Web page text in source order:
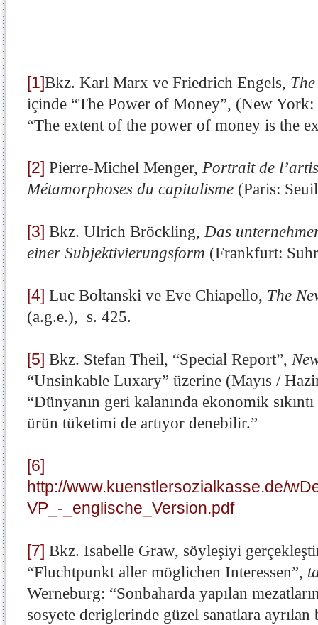
[1]Bkz. Karl Marx ve Friedrich Engels,
içinde “The Power of Money”, (New
“The extent of the power of money is the
[2] Pierre-Michel Menger, Portrait de
Métamorphoses du capitalisme (Paris:
[3] Bkz. Ulrich Bröckling,Das
einer Subjektivierungsform (Frankfurt:
[4] Luc Boltanski ve Eve Chiapello, The
(a.g.e.), s. 425.
[5] Bkz. Stefan Theil, “Special Report”,
“Unsinkable Luxary” üzerine (Mayıs /
“Dünyanın geri kalanında ekonomik
ürün tüketimi de artıyor denebilir.”
[6]
http://www.kuenstlersozialkasse.de/
VP_-_englische_Version.pdf
[7] Bkz. Isabelle Graw, söyleşiyi
“Fluchtpunkt aller möglichen Interessen”,
Werneburg: “Sonbaharda yapılan
sosyete deriglerinde güzel sanatlara